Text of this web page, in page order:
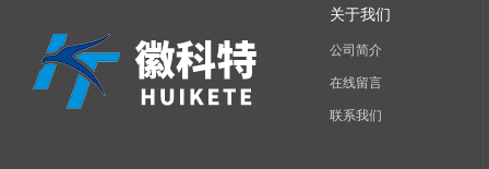
关于我们
公司简介
在线留言
联系我们